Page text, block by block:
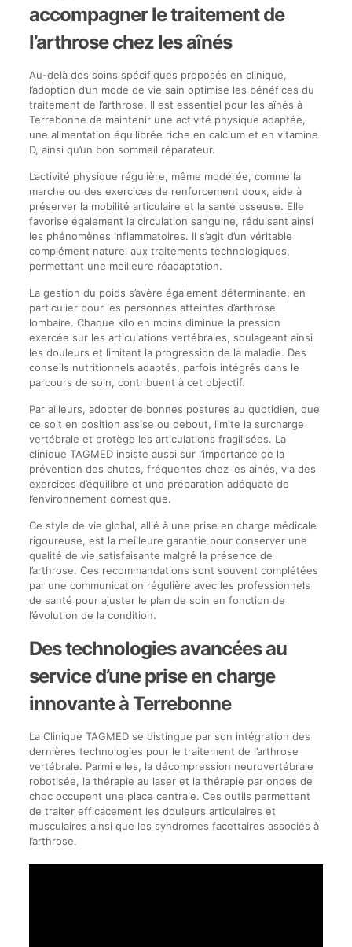
accompagner le traitement de
l’arthrose chez les aînés
Au-delà des soins spécifiques proposés en clinique,
l’adoption d’un mode de vie sain optimise les bénéfices du
traitement de l’arthrose. Il est essentiel pour les aînés à
Terrebonne de maintenir une activité physique adaptée,
une alimentation équilibrée riche en calcium et en vitamine
D, ainsi qu’un bon sommeil réparateur.
L’activité physique régulière, même modérée, comme la
marche ou des exercices de renforcement doux, aide à
préserver la mobilité articulaire et la santé osseuse. Elle
favorise également la circulation sanguine, réduisant ainsi
les phénomènes inflammatoires. Il s’agit d’un véritable
complément naturel aux traitements technologiques,
permettant une meilleure réadaptation.
La gestion du poids s’avère également déterminante, en
particulier pour les personnes atteintes d’arthrose
lombaire. Chaque kilo en moins diminue la pression
exercée sur les articulations vertébrales, soulageant ainsi
les douleurs et limitant la progression de la maladie. Des
conseils nutritionnels adaptés, parfois intégrés dans le
parcours de soin, contribuent à cet objectif.
Par ailleurs, adopter de bonnes postures au quotidien, que
ce soit en position assise ou debout, limite la surcharge
vertébrale et protège les articulations fragilisées. La
clinique TAGMED insiste aussi sur l’importance de la
prévention des chutes, fréquentes chez les aînés, via des
exercices d’équilibre et une préparation adéquate de
l’environnement domestique.
Ce style de vie global, allié à une prise en charge médicale
rigoureuse, est la meilleure garantie pour conserver une
qualité de vie satisfaisante malgré la présence de
l’arthrose. Ces recommandations sont souvent complétées
par une communication régulière avec les professionnels
de santé pour ajuster le plan de soin en fonction de
l’évolution de la condition.
Des technologies avancées au
service d’une prise en charge
innovante à Terrebonne
La Clinique TAGMED se distingue par son intégration des
dernières technologies pour le traitement de l’arthrose
vertébrale. Parmi elles, la décompression neurovertébrale
robotisée, la thérapie au laser et la thérapie par ondes de
choc occupent une place centrale. Ces outils permettent
de traiter efficacement les douleurs articulaires et
musculaires ainsi que les syndromes facettaires associés à
l’arthrose.